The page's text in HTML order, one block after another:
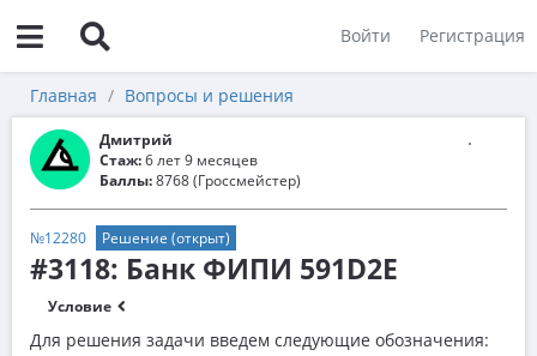
Войти Регистрация
Главная Вопросы и решения
Дмитрий
Стаж:6 лет 9 месяцев
Баллы:8768 (Гроссмейстер)
№12280 Решение (открыт)
#3118: Банк ФИПИ 591D2E
Условие
Для решения задачи введем следующие обозначения: